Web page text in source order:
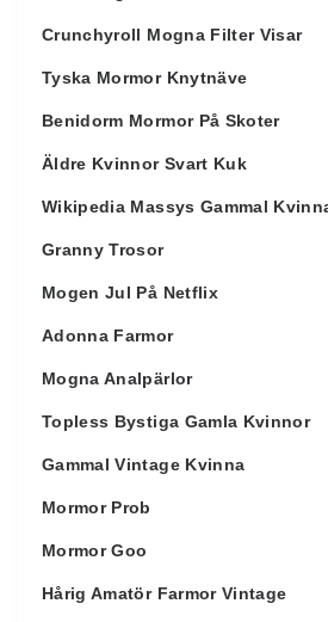
Crunchyroll Mogna Filter Visar
Tyska Mormor Knytnäve
Benidorm Mormor På Skoter
Äldre Kvinnor Svart Kuk
Wikipedia Massys Gammal
Granny Trosor
Mogen Jul På Netflix
Adonna Farmor
Mogna Analpärlor
Topless Bystiga Gamla Kvinnor
Gammal Vintage Kvinna
Mormor Prob
Mormor Goo
Hårig Amatör Farmor Vintage